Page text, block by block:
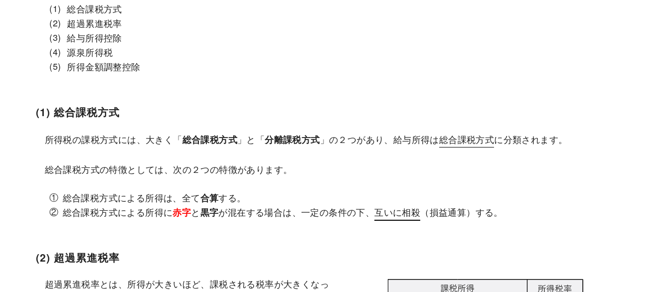
総合課税方式
超過累進税率
給与所得控除
源泉所得税
所得金額調整控除
(1) 総合課税方式
所得税の課税方式には、大きく「 総合課税方式 」と「分離課税方式 」の２つがあり、給与所得は総合課税方式に分類されます。
総合課税方式の特徴としては、次の２つの特徴があります。
総合課税方式による所得は、全て合算する。
総合課税方式による所得に赤字と 黒字が混在する場合は、一定の条件の下、互いに相殺 （損益通算）する。
(2) 超過累進税率
超過累進税率とは、所得が大きいほど、課税される税率が大きくなっ